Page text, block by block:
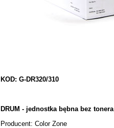
KOD: G-DR320/310
DRUM - jednostka bębna bez tonera
Producent: Color Zone